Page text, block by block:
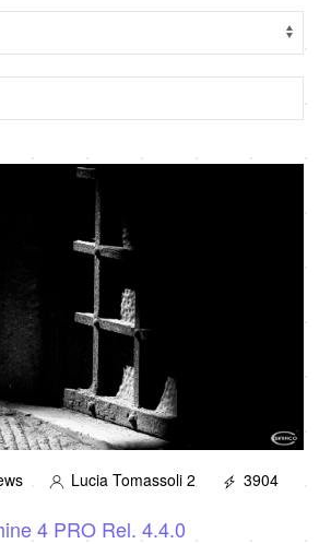
Lucia Tomassoli 2 3904
4 PRO Rel. 4.4.0